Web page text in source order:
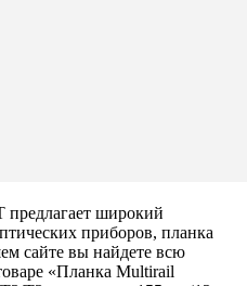
широкий
приборов, планка
сайте вы найдете всю
«Планка Multirail